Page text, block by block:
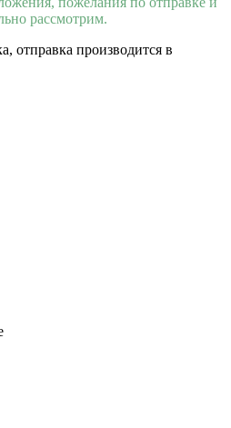
рассмотрим.
отправка производится в